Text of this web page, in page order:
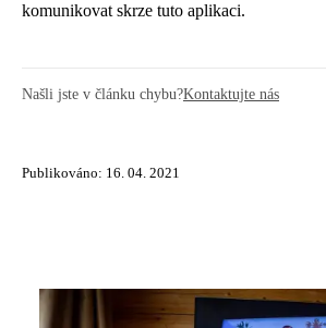
komunikovat skrze tuto aplikaci.
Našli jste v článku chybu?Kontaktujte nás
Publikováno: 16. 04. 2021